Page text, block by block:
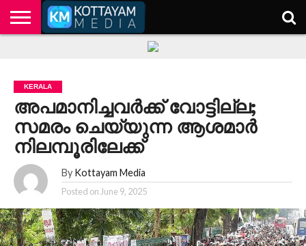
KERALA
അപമാനിച്ചവര്‍ക്ക് വോട്ടില്ല;
സമരം ചെയ്യുന്ന ആശമാര്‍
നിലമ്പൂരിലേക്ക്
By Kottayam Media
Posted on June 9, 2025